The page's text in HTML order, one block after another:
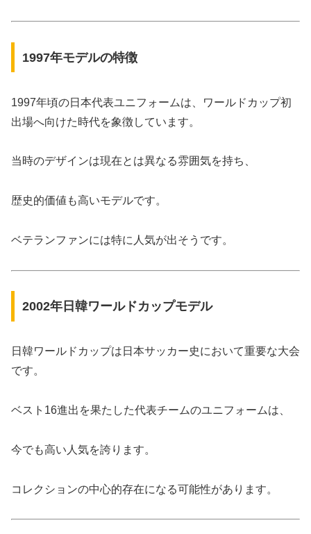
1997年モデルの特徴
1997年頃の日本代表ユニフォームは、ワールドカップ初
出場へ向けた時代を象徴しています。
当時のデザインは現在とは異なる雰囲気を持ち、
歴史的価値も高いモデルです。
ベテランファンには特に人気が出そうです。
2002年日韓ワールドカップモデル
日韓ワールドカップは日本サッカー史において重要な大会
です。
ベスト16進出を果たした代表チームのユニフォームは、
今でも高い人気を誇ります。
コレクションの中心的存在になる可能性があります。